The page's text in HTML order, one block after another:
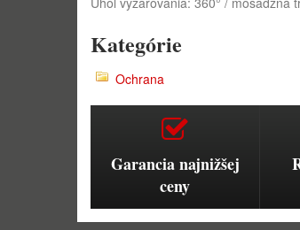
Kategórie
Ochrana
Garancia najnižšej
ceny